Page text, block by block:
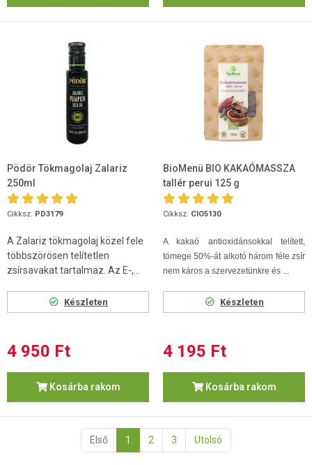
Pödör Tökmagolaj Zalariz
250ml
Cikksz. PD3179
A Zalariz tökmagolaj közel fele
többszörösen telítetlen
zsírsavakat tartalmaz. Az E-,...
Készleten
4 950 Ft
Kosárba rakom
BioMenü BIO KAKAÓMASSZA
tallér perui 125 g
Cikksz. CIO5130
A kakaó antioxidánsokkal telített,
tömege 50%-át alkotó három féle zsír
nem káros a szervezetünkre és ...
Készleten
4 195 Ft
Kosárba rakom
Első 1 2 3 Utolsó